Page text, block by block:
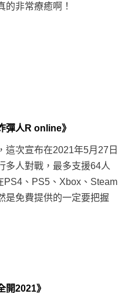
的非常療癒啊！
彈人R online》
這次宣布在2021年5月27日
多人對戰，最多支援64人
PS4、PS5、Xbox、Steam
是免費提供的一定要把握
2021》